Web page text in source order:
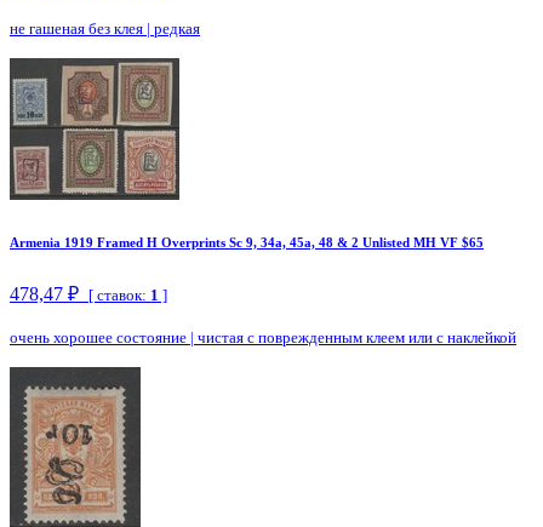
не гашеная без клея | редкая
Armenia 1919 Framed H Overprints Sc 9, 34a, 45a, 48 & 2 Unlisted MH VF $65
478,47 ₽ [ ставок: 1 ]
очень хорошее состояние | чистая с поврежденным клеем или с наклейкой